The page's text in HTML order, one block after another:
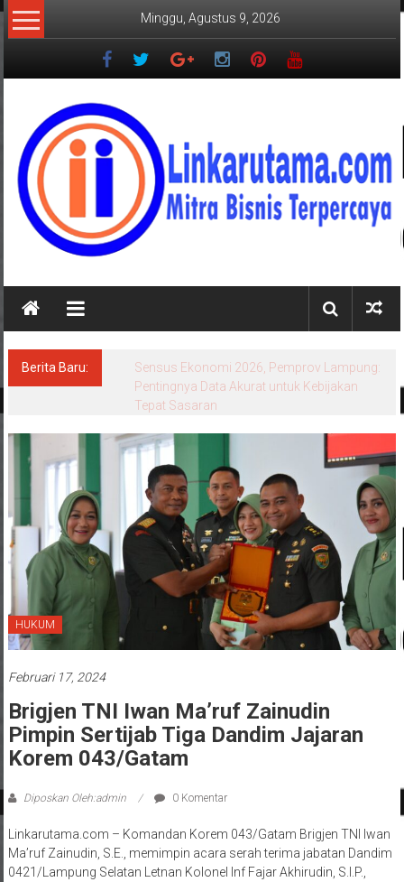
Lompat
ke
Minggu, Agustus 9, 2026
LINKARUTAMA.COM
Mitra
Terpercaya
Berita Baru:
Sensus Ekonomi 2026, Pemprov Lampung:
Pentingnya Data Akurat untuk Kebijakan
Tepat Sasaran
HUKUM
Februari 17, 2024
Brigjen TNI Iwan Ma’ruf Zainudin
Pimpin Sertijab Tiga Dandim Jajaran
Korem 043/Gatam
Diposkan Oleh:admin 0 Komentar
Linkarutama.com – Komandan Korem 043/Gatam Brigjen TNI Iwan
Ma’ruf Zainudin, S.E., memimpin acara serah terima jabatan Dandim
0421/Lampung Selatan Letnan Kolonel Inf Fajar Akhirudin, S.I.P.,